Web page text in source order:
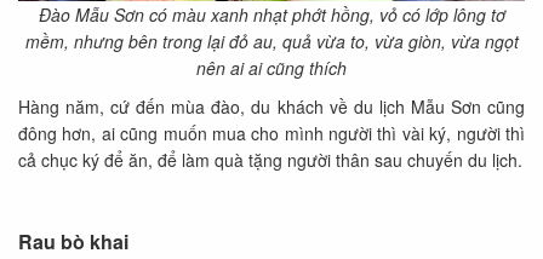
Đào Mẫu Sơn có màu xanh nhạt phớt hồng, vỏ có lớp lông tơ
mềm, nhưng bên trong lại đỏ au, quả vừa to, vừa giòn, vừa ngọt
nên ai ai cũng thích
Hàng năm, cứ đến mùa đào, du khách về du lịch Mẫu Sơn cũng
đông hơn, ai cũng muốn mua cho mình người thì vài ký, người thì
cả chục ký để ăn, để làm quà tặng người thân sau chuyến du lịch.
Rau bò khai